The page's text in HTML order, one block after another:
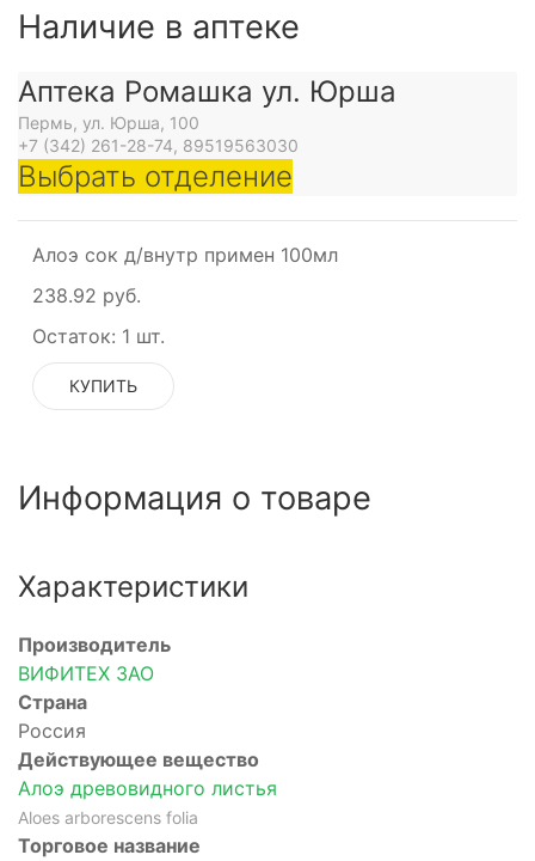
Наличие в аптеке
Аптека Ромашка ул. Юрша
Пермь, ул. Юрша, 100
+7 (342) 261-28-74, 89519563030
Выбрать отделение
Алоэ сок д/внутр примен 100мл
238.92 руб.
Остаток: 1 шт.
КУПИТЬ
Информация о товаре
Характеристики
Производитель
ВИФИТЕХ ЗАО
Страна
Россия
Действующее вещество
Алоэ древовидного листья
Aloes arborescens folia
Торговое название